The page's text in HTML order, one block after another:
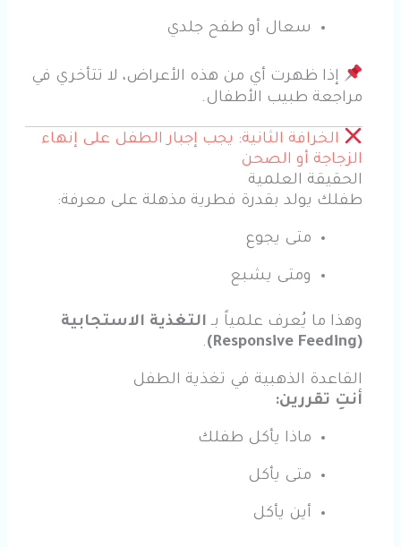
سعال أو طفح جلدي
إذا ظهرت أي من هذه الأعراض، لا تتأخري في
مراجعة طبيب الأطفال.
الخرافة الثانية: يجب إجبار الطفل على إنهاء
الزجاجة أو الصحن
الحقيقة العلمية
طفلك يولد بقدرة فطرية مذهلة على معرفة:
متى يجوع
ومتى يشبع
وهذا ما يُعرف علمياً بـ التغذية الاستجابية
(Responsive Feeding)
.
القاعدة الذهبية في تغذية الطفل
أنتِ تقررين:
ماذا يأكل طفلك
متى يأكل
أين يأكل